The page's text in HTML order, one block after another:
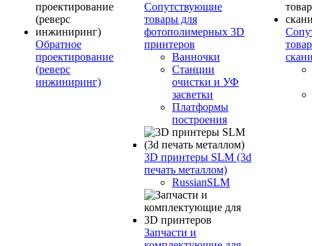
Обратное
проектирование
(реверс
инжиниринг)
Сопутствующие
товары для
фотополимерных 3D
принтеров
Ванночки
Станции
очистки и УФ
засветки
Платформы
построения
3D принтеры SLM (3d
печать металлом)
RussianSLM
Запчасти и